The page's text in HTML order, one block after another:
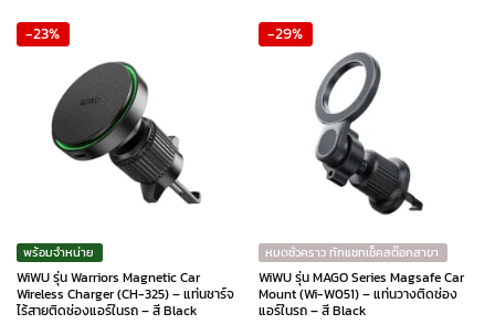
-23%
พร้อมจำหน่าย
WiWU รุ่น Warriors Magnetic Car
Wireless Charger (CH-325) – แท่นชาร์จ
ไร้สายติดช่องแอร์ในรถ – สี Black
-29%
หมดชั่วคราว ทักแชทเช็คสต๊อกสาขา
WiWU รุ่น MAGO Series Magsafe Car
Mount (Wi-W051) – แท่นวางติดช่อง
แอร์ในรถ – สี Black